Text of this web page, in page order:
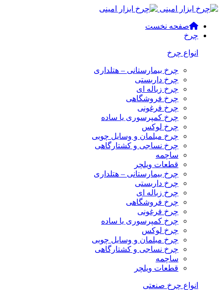
صفحه نخست
چرخ
انواع چرخ
چرخ بیمارستانی – هتلداری
چرخ داربستی
چرخ زباله ای
چرخ فروشگاهی
چرخ فرغونی
چرخ کمپرسوری یا ساده
چرخ لوکس
چرخ مبلمان و وسایل چوبی
چرخ نساجی و کشتارگاهی
ساچمه
قطعات ویلچر
چرخ بیمارستانی – هتلداری
چرخ داربستی
چرخ زباله ای
چرخ فروشگاهی
چرخ فرغونی
چرخ کمپرسوری یا ساده
چرخ لوکس
چرخ مبلمان و وسایل چوبی
چرخ نساجی و کشتارگاهی
ساچمه
قطعات ویلچر
انواع چرخ صنعتی